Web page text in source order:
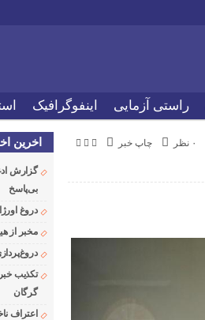
راستی آزمایی اینفوگرافیک
چاپ خبر
۰ نظر
اخرین
گزارش
بی‌پاسخ
دروغ
مخبر از
تکذیب
گرگان
اعتراف